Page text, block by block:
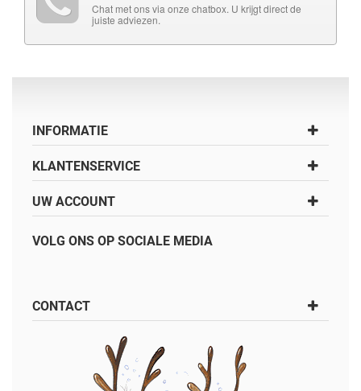
Chat met ons via onze chatbox. U krijgt direct de
juiste adviezen.
INFORMATIE
KLANTENSERVICE
UW ACCOUNT
VOLG ONS OP SOCIALE MEDIA
CONTACT